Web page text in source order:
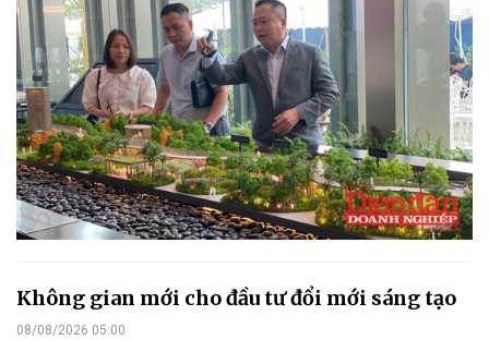
Không gian mới cho đầu tư đổi mới sáng tạo
08/08/2026 05:00